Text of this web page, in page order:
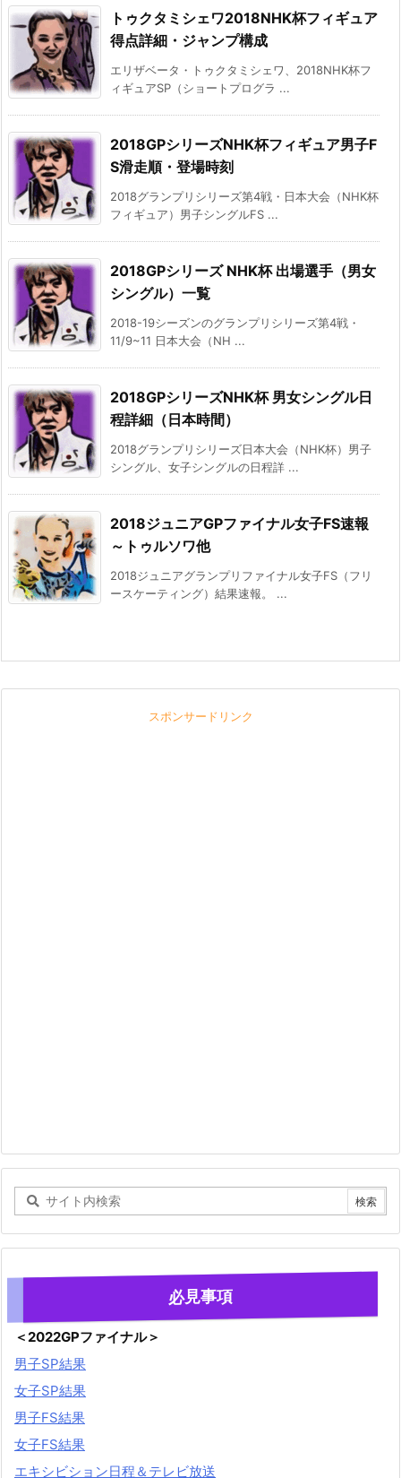
トゥクタミシェワ2018NHK杯フィギュア
得点詳細・ジャンプ構成
エリザベータ・トゥクタミシェワ、2018NHK杯フ
ィギュアSP（ショートプログラ ...
2018GPシリーズNHK杯フィギュア男子F
S滑走順・登場時刻
2018グランプリシリーズ第4戦・日本大会（NHK杯
フィギュア）男子シングルFS ...
2018GPシリーズ NHK杯 出場選手（男女
シングル）一覧
2018-19シーズンのグランプリシリーズ第4戦・
11/9~11 日本大会（NH ...
2018GPシリーズNHK杯 男女シングル日
程詳細（日本時間）
2018グランプリシリーズ日本大会（NHK杯）男子
シングル、女子シングルの日程詳 ...
2018ジュニアGPファイナル女子FS速報
～トゥルソワ他
2018ジュニアグランプリファイナル女子FS（フリ
ースケーティング）結果速報。 ...
スポンサードリンク
必見事項
＜2022GPファイナル＞
男子SP結果
女子SP結果
男子FS結果
女子FS結果
エキシビション日程＆テレビ放送